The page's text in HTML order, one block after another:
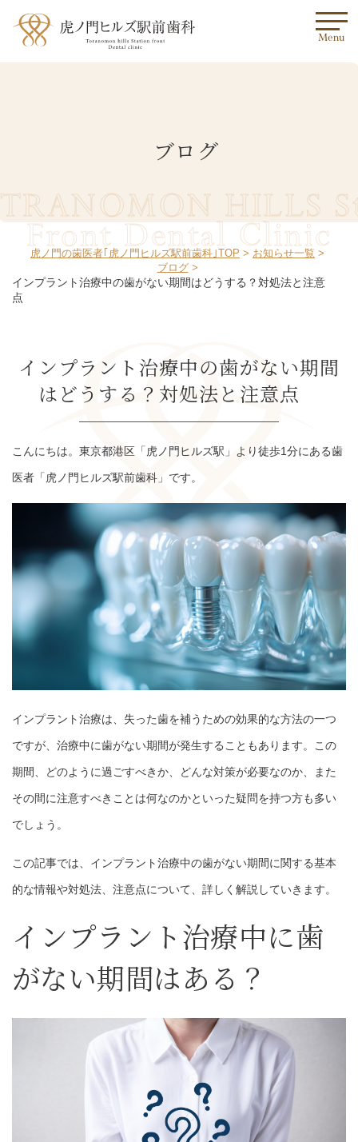
Menu
ブログ
TRANOMON HILLS
Front Dental Clinic
虎ノ門の歯医者｢虎ノ門ヒルズ駅前歯科｣TOP
お知らせ一覧
ブログ
インプラント治療中の歯がない期間はどうする？対処法と注意
点
インプラント治療中の歯がない期間
はどうする？対処法と注意点
こんにちは。東京都港区「虎ノ門ヒルズ駅」より徒歩1分にある歯
医者「虎ノ門ヒルズ駅前歯科」です。
インプラント治療は、失った歯を補うための効果的な方法の一つ
ですが、治療中に歯がない期間が発生することもあります。この
期間、どのように過ごすべきか、どんな対策が必要なのか、また
その間に注意すべきことは何なのかといった疑問を持つ方も多い
でしょう。
この記事では、インプラント治療中の歯がない期間に関する基本
的な情報や対処法、注意点について、詳しく解説していきます。
インプラント治療中に歯
がない期間はある？